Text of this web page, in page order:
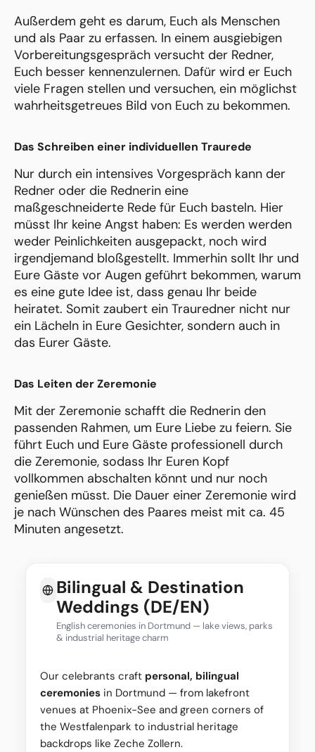
Außerdem geht es darum, Euch als Menschen
und als Paar zu erfassen. In einem ausgiebigen
Vorbereitungsgespräch versucht der Redner,
Euch besser kennenzulernen. Dafür wird er Euch
viele Fragen stellen und versuchen, ein möglichst
wahrheitsgetreues Bild von Euch zu bekommen.
Das Schreiben einer individuellen Traurede
Nur durch ein intensives Vorgespräch kann der
Redner oder die Rednerin eine
maßgeschneiderte Rede für Euch basteln. Hier
müsst Ihr keine Angst haben: Es werden werden
weder Peinlichkeiten ausgepackt, noch wird
irgendjemand bloßgestellt. Immerhin sollt Ihr und
Eure Gäste vor Augen geführt bekommen, warum
es eine gute Idee ist, dass genau Ihr beide
heiratet. Somit zaubert ein Trauredner nicht nur
ein Lächeln in Eure Gesichter, sondern auch in
das Eurer Gäste.
Das Leiten der Zeremonie
Mit der Zeremonie schafft die Rednerin den
passenden Rahmen, um Eure Liebe zu feiern. Sie
führt Euch und Eure Gäste professionell durch
die Zeremonie, sodass Ihr Euren Kopf
vollkommen abschalten könnt und nur noch
genießen müsst. Die Dauer einer Zeremonie wird
je nach Wünschen des Paares meist mit ca. 45
Minuten angesetzt.
Bilingual & Destination
Weddings (DE/EN)
English ceremonies in Dortmund — lake views, parks
& industrial heritage charm
Our celebrants craft personal, bilingual
ceremonies in Dortmund — from lakefront
venues at Phoenix-See and green corners of
the Westfalenpark to industrial heritage
backdrops like Zeche Zollern.